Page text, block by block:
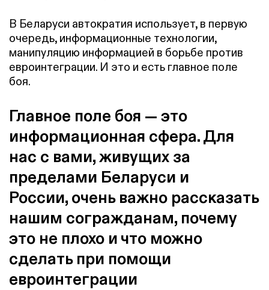
В Беларуси автократия использует, в первую
очередь, информационные технологии,
манипуляцию информацией в борьбе против
евроинтеграции. И это и есть главное поле
боя.
Главное поле боя — это
информационная сфера. Для
нас с вами, живущих за
пределами Беларуси и
России, очень важно рассказать
нашим согражданам, почему
это не плохо и что можно
сделать при помощи
евроинтеграции